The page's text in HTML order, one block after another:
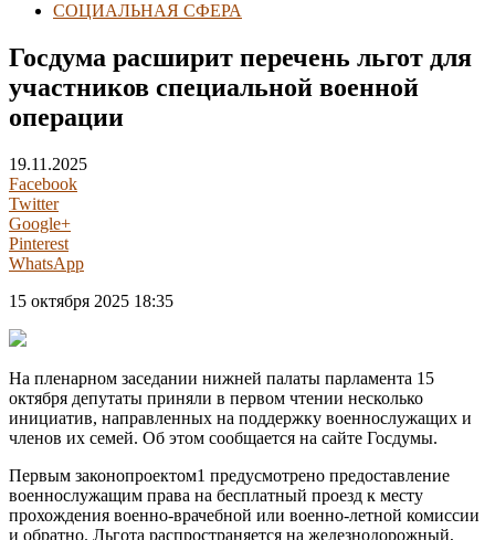
СОЦИАЛЬНАЯ СФЕРА
Госдума расширит перечень льгот для
участников специальной военной
операции
19.11.2025
Facebook
Twitter
Google+
Pinterest
WhatsApp
15 октября 2025 18:35
На пленарном заседании нижней палаты парламента 15
октября депутаты приняли в первом чтении несколько
инициатив, направленных на поддержку военнослужащих и
членов их семей. Об этом сообщается на сайте Госдумы.
Первым законопроектом1 предусмотрено предоставление
военнослужащим права на бесплатный проезд к месту
прохождения военно-врачебной или военно-летной комиссии
и обратно. Льгота распространяется на железнодорожный,